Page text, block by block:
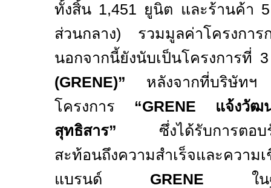
ทั้งสิ้น 1,451 ยูนิต และร้านค้า
ส่วนกลาง) รวมมูลค่าโครงการ
นอกจากนี้ยังนับเป็นโครงการที่
(GRENE)”
หลังจากที่บริษัทฯ
โครงการ “GRENE แจ้งวัฒ
สุทธิสาร” ซึ่งได้รับการตอบรั
สะท้อนถึงความสำเร็จและควา
แบรนด์ GRENE
ใ